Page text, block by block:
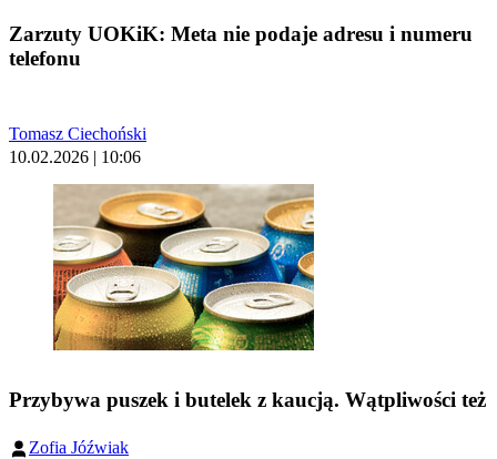
Zarzuty UOKiK: Meta nie podaje adresu i numeru
telefonu
Tomasz Ciechoński
10.02.2026 | 10:06
Przybywa puszek i butelek z kaucją. Wątpliwości też
Zofia Jóźwiak